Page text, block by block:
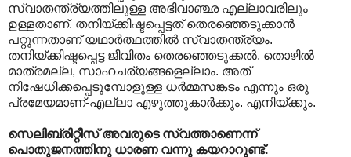
സ്വാതന്ത്ര്യത്തിലുള്ള അഭിവാഞ്ഛ എല്ലാവരിലും
ഉള്ളതാണ്. തനിയ്ക്കിഷ്ടപ്പെട്ടത് തെരഞ്ഞെടുക്കാന്‍
പറ്റുന്നതാണ് യഥാര്‍ത്ഥത്തില്‍ സ്വാതന്ത്ര്യം.
തനിയ്ക്കിഷ്ടപ്പെട്ട ജീവിതം തെരഞ്ഞെടുക്കല്‍. തൊഴില്‍
മാത്രമല്ല, സാഹചര്യങ്ങളെല്ലാം. അത്
നിഷേധിക്കപ്പെടുമ്പോളുള്ള ധര്‍മ്മസങ്കടം എന്നും ഒരു
പ്രമേയമാണ്-എല്ലാ എഴുത്തുകാര്‍ക്കും. എനിയ്ക്കും.
സെലിബ്രിറ്റീസ് അവരുടെ സ്വത്താണെന്ന്
പൊതുജനത്തിനു ധാരണ വന്നു കയറാറുണ്ട്.